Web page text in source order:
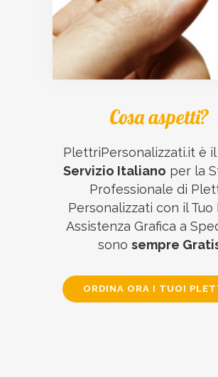
Cosa aspetti?
PlettriPersonalizzati.it è il
Servizio Italiano per la
Professionale di
Personalizzati con il Tuo
Assistenza Grafica a
sono sempre
ORDINA ORA I TUOI